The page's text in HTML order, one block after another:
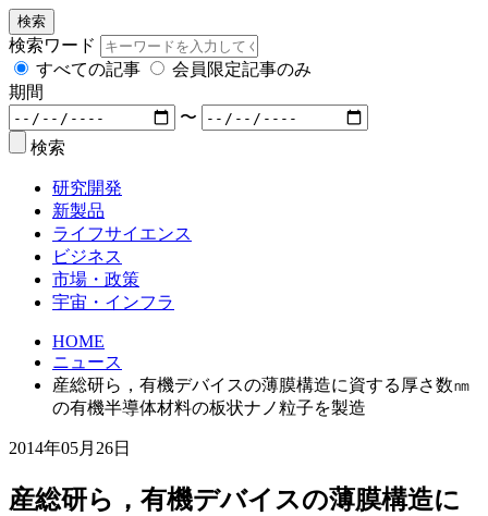
検索
検索ワード
すべての記事
会員限定記事のみ
期間
〜
検索
研究開発
新製品
ライフサイエンス
ビジネス
市場・政策
宇宙・インフラ
HOME
ニュース
産総研ら，有機デバイスの薄膜構造に資する厚さ数㎚
の有機半導体材料の板状ナノ粒子を製造
2014年05月26日
産総研ら，有機デバイスの薄膜構造に